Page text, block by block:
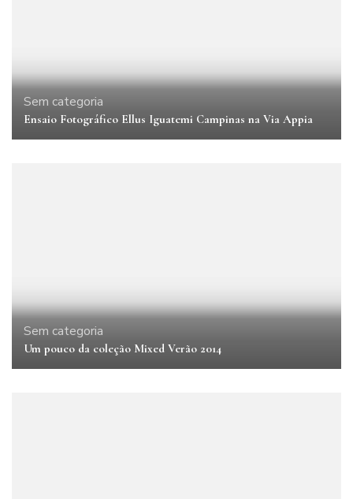
Sem categoria
Ensaio Fotográfico Ellus Iguatemi Campinas na Via Appia
Sem categoria
Um pouco da coleção Mixed Verão 2014